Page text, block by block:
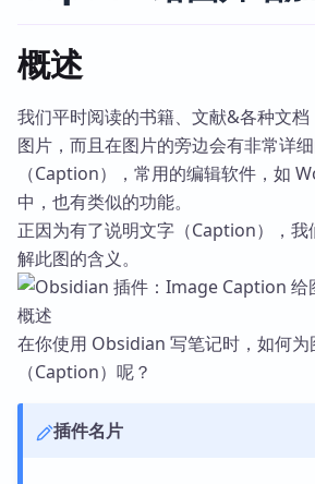
概述
我们平时阅读的书籍、文献&各种文
图片，而且在图片的旁边会有非常详
（Caption），常用的编辑软件，如
中，也有类似的功能。
正因为有了说明文字（Caption），我
解此图的含义。
在你使用 Obsidian 写笔记时，如何
（Caption）呢？
插件名片